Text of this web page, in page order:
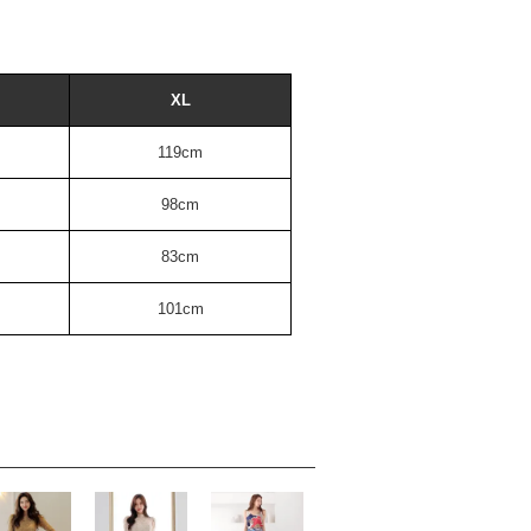
XL
119cm
98cm
83cm
101cm